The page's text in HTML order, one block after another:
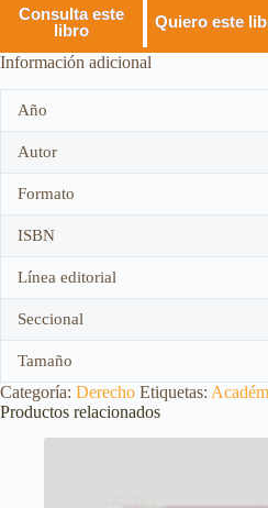
Consulta este
libro
Quiero este
Información adicional
Año
Autor
Formato
ISBN
Línea editorial
Seccional
Tamaño
Categoría: Derecho Etiquetas:
Productos relacionados